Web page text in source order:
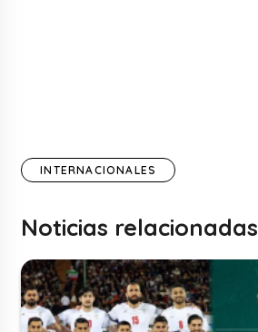
INTERNACIONALES
Noticias relacionadas